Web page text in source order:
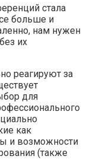
стала
больше и
нам нужен
их
реагируют за
для
как
и возможности
(также